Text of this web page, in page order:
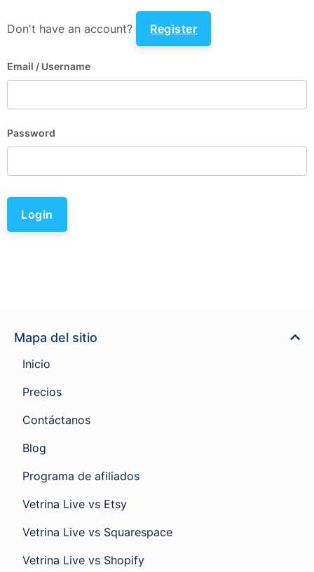
Don't have an account? Register
Email / Username
Password
Login
Mapa del sitio
Inicio
Precios
Contáctanos
Blog
Programa de afiliados
Vetrina Live vs Etsy
Vetrina Live vs Squarespace
Vetrina Live vs Shopify